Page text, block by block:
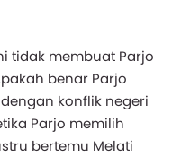
tidak membuat Parjo
benar Parjo
konflik negeri
Parjo memilih
bertemu Melati